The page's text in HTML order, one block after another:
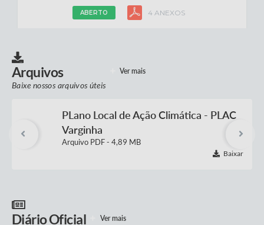
ABERTO 4 ANEXOS
Pregão Eletrônico 86 - 2026 -
Aquisição de materiais ambulatoriais
Arquivos
Baixe nossos arquivos úteis
Ver mais
PLano Local de Ação Climática - PLAC
Varginha
PDF 4,89 MB
Baixar
Diário Oficial Ver mais